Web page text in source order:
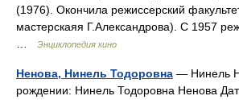
(1976). Окончила режиссерский
мастерскаяя Г.Александрова). С 1957
Энциклопедия кино
Ненова, Нинель Тодоровна — Нинель
рождении: Нинель Тодоровна Ненова